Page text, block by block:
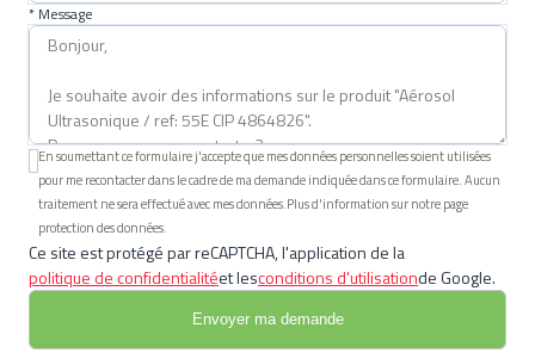
* Message
En soumettant ce formulaire j'accepte que mes données personnelles soient utilisées
pour me recontacter dans le cadre de ma demande indiquée dans ce formulaire. Aucun
traitement ne sera effectué avec mes données.Plus d'information sur notre page
protection des données.
Ce site est protégé par reCAPTCHA, l'application de la
politique de confidentialitéet lesconditions d'utilisationde Google.